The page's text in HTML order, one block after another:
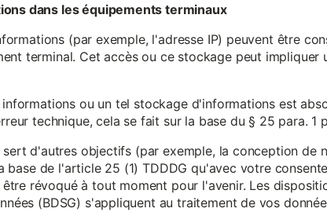
dans les équipements terminaux
(par exemple, l'adresse IP) peuvent être
terminal. Cet accès ou ce stockage peut impliquer
ou un tel stockage d'informations est
technique, cela se fait sur la base du § 25 para. 1
sert d'autres objectifs (par exemple, la conception de
base de l'article 25 (1) TDDDG qu'avec votre
révoqué à tout moment pour l'avenir. Les
(BDSG) s'appliquent au traitement de vos